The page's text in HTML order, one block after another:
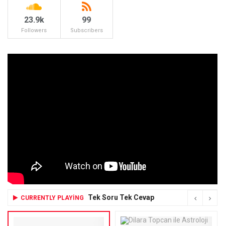
23.9k
Followers
99
Subscribers
CURRENTLY PLAYING Tek Soru Tek Cevap